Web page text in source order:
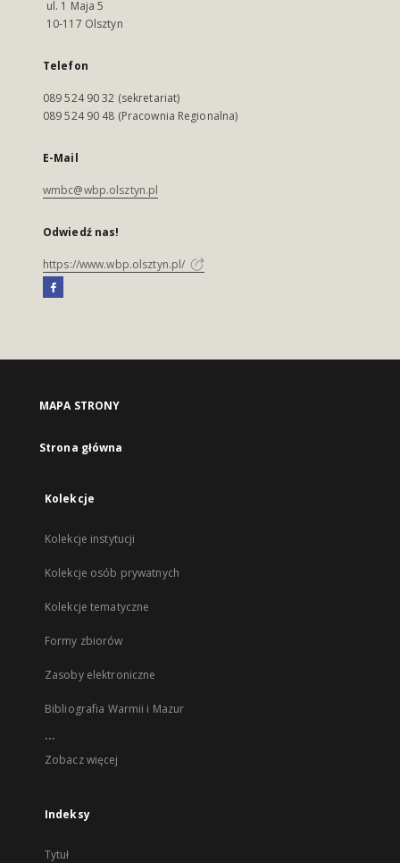
ul. 1 Maja 5
10-117 Olsztyn
Telefon
089 524 90 32 (sekretariat)
089 524 90 48 (Pracownia Regionalna)
E-Mail
wmbc@wbp.olsztyn.pl
Odwiedź nas!
https://www.wbp.olsztyn.pl/
MAPA STRONY
Strona główna
Kolekcje
Kolekcje instytucji
Kolekcje osób prywatnych
Kolekcje tematyczne
Formy zbiorów
Zasoby elektroniczne
Bibliografia Warmii i Mazur
...
Zobacz więcej
Indeksy
Tytuł